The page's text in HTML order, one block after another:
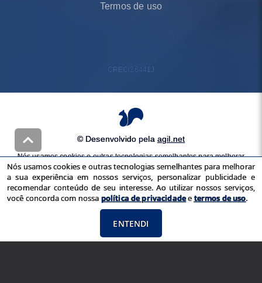
Termos de uso
CRECI 26441J
© Desenvolvido pela agil.net
Nós usamos cookies e outras tecnologias semelhantes para melhorar
a sua experiência em nossos serviços, personalizar publicidade e
recomendar conteúdo de seu interesse. Ao utilizar nossos serviços,
você concorda com nossapolítica de privacidadeetermos de uso
Nós usamos cookies e outras tecnologias semelhantes para melhorar
a sua experiência em nossos serviços, personalizar publicidade e
recomendar conteúdo de seu interesse. Ao utilizar nossos serviços,
você concorda com nossa política de privacidadeetermos de uso.
ENTENDI